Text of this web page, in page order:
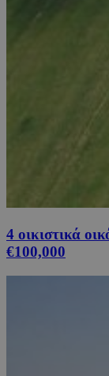
4 οικιστικά
€100,000